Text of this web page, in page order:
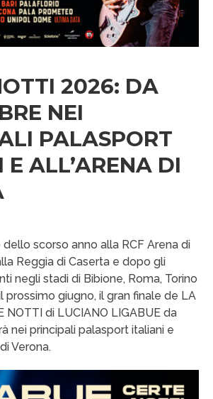
2026: DA
NEI
PALASPORT
ALL’ARENA DI
scorso anno alla RCF Arena di
Reggia di Caserta e dopo gli
negli stadi di Bibione, Roma, Torino
prossimo giugno, il gran finale de LA
NOTTI di LUCIANO LIGABUE da
nei principali palasport italiani e
Verona.